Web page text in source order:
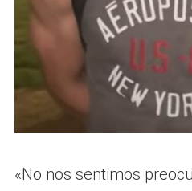
«No nos sentimos